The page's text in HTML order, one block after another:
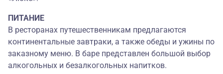
ПИТАНИЕ
В ресторанах путешественникам предлагаются
континентальные завтраки, а также обеды и ужины по
заказному меню. В баре представлен большой выбор
алкогольных и безалкогольных напитков.